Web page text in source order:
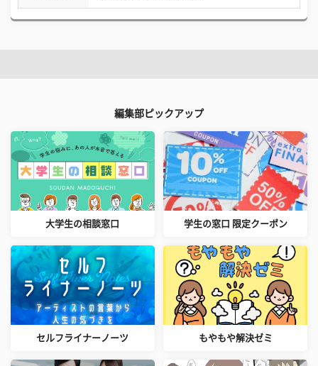
編集部ピックアップ
大学生の相談窓口 学生の窓口 限定クーポン
セルフライナーノーツ もやもや解決ゼミ